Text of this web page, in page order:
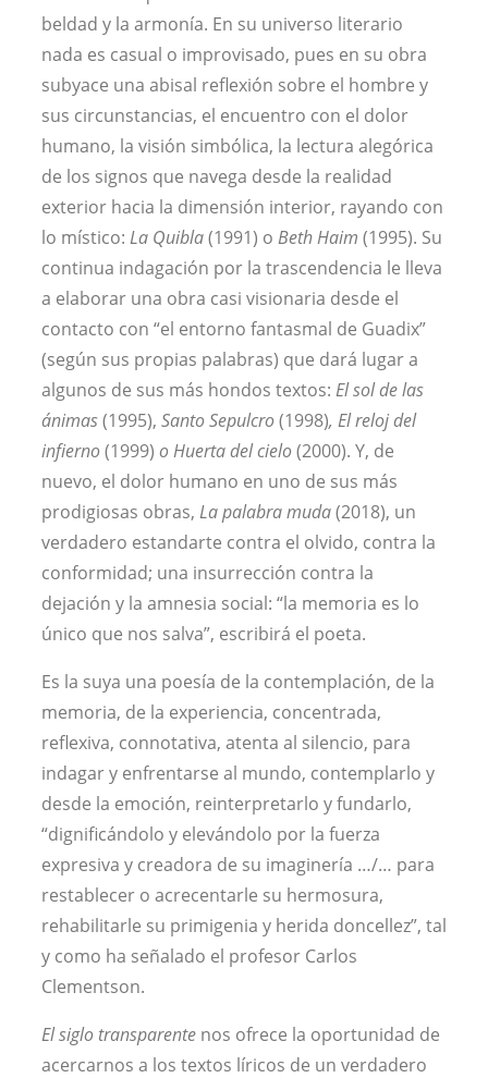
beldad y la armonía. En su universo literario
nada es casual o improvisado, pues en su obra
subyace una abisal reflexión sobre el hombre y
sus circunstancias, el encuentro con el dolor
humano, la visión simbólica, la lectura alegórica
de los signos que navega desde la realidad
exterior hacia la dimensión interior, rayando con
lo místico: La Quibla(1991) o Beth Haim (1995). Su
continua indagación por la trascendencia le lleva
a elaborar una obra casi visionaria desde el
contacto con “el entorno fantasmal de Guadix”
(según sus propias palabras) que dará lugar a
algunos de sus más hondos textos: El sol de las
ánimas(1995), Santo Sepulcro(1998), El reloj del
infierno(1999) o Huerta del cielo(2000). Y, de
nuevo, el dolor humano en uno de sus más
prodigiosas obras, La palabra muda(2018), un
verdadero estandarte contra el olvido, contra la
conformidad; una insurrección contra la
dejación y la amnesia social: “la memoria es lo
único que nos salva”, escribirá el poeta.
Es la suya una poesía de la contemplación, de la
memoria, de la experiencia, concentrada,
reflexiva, connotativa, atenta al silencio, para
indagar y enfrentarse al mundo, contemplarlo y
desde la emoción, reinterpretarlo y fundarlo,
“dignificándolo y elevándolo por la fuerza
expresiva y creadora de su imaginería …/… para
restablecer o acrecentarle su hermosura,
rehabilitarle su primigenia y herida doncellez”, tal
y como ha señalado el profesor Carlos
Clementson.
El siglo transparente nos ofrece la oportunidad de
acercarnos a los textos líricos de un verdadero